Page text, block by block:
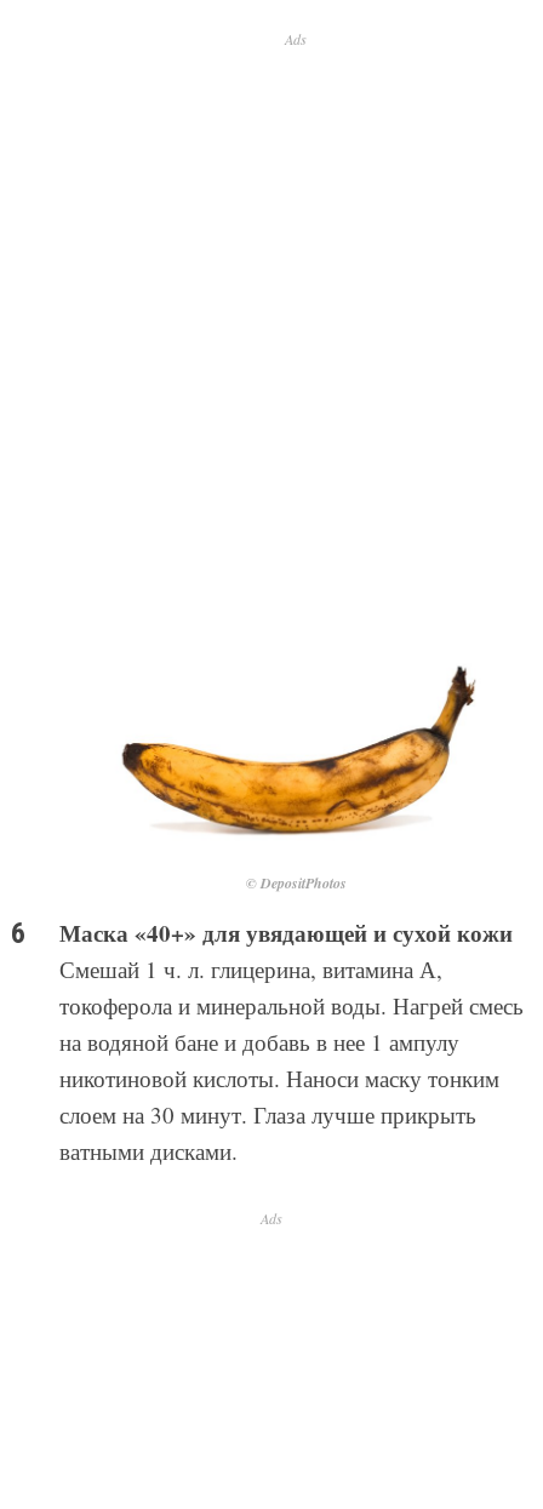
Ads
© DepositPhotos
Маска «40+» для увядающей и сухой кожи
Смешай 1 ч. л. глицерина, витамина А,
токоферола и минеральной воды. Нагрей смесь
на водяной бане и добавь в нее 1 ампулу
никотиновой кислоты. Наноси маску тонким
слоем на 30 минут. Глаза лучше прикрыть
ватными дисками.
Ads